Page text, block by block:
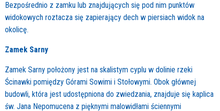
Bezpośrednio z zamku lub znajdujących się pod nim punktów
widokowych roztacza się zapierający dech w piersiach widok na
okolicę.
Zamek Sarny
Zamek Sarny położony jest na skalistym cyplu w dolinie rzeki
Ścinawki pomiędzy Górami Sowimi i Stołowymi. Obok głównej
budowli, która jest udostępniona do zwiedzania, znajduje się kaplica
św. Jana Nepomucena z pięknymi malowidłami ściennymi